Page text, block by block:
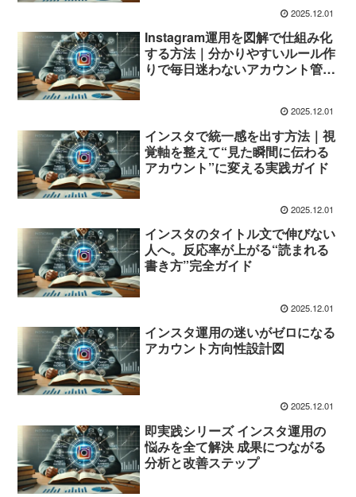
2025.12.01
Instagram運用を図解で仕組み化
する方法｜分かりやすいルール作
りで毎日迷わないアカウント管理
2025.12.01
インスタで統一感を出す方法｜視
覚軸を整えて“見た瞬間に伝わる
アカウント”に変える実践ガイド
2025.12.01
インスタのタイトル文で伸びない
人へ。反応率が上がる“読まれる
書き方”完全ガイド
2025.12.01
インスタ運用の迷いがゼロになる
アカウント方向性設計図
2025.12.01
即実践シリーズ インスタ運用の
悩みを全て解決 成果につながる
分析と改善ステップ